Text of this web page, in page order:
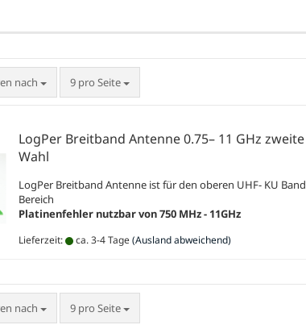
nach
nach 9 pro Seite
pro Seite
LogPer Breitband Antenne 0.75– 11 GHz zweite
Wahl
LogPer Breitband Antenne ist für den oberen UHF- KU Band
Bereich
Platinenfehler nutzbar von 750 MHz - 11GHz
Lieferzeit: ca. 3-4 Tage (Ausland abweichend)
nach
nach 9 pro Seite
pro Seite